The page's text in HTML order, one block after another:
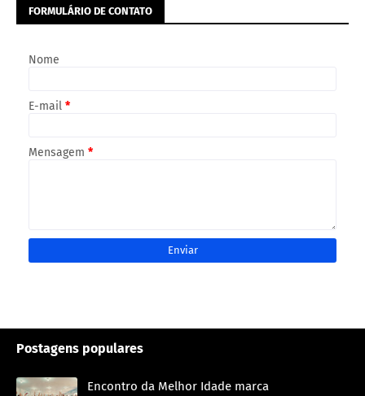
FORMULÁRIO DE CONTATO
Nome
E-mail *
Mensagem *
Postagens populares
Encontro da Melhor Idade marca